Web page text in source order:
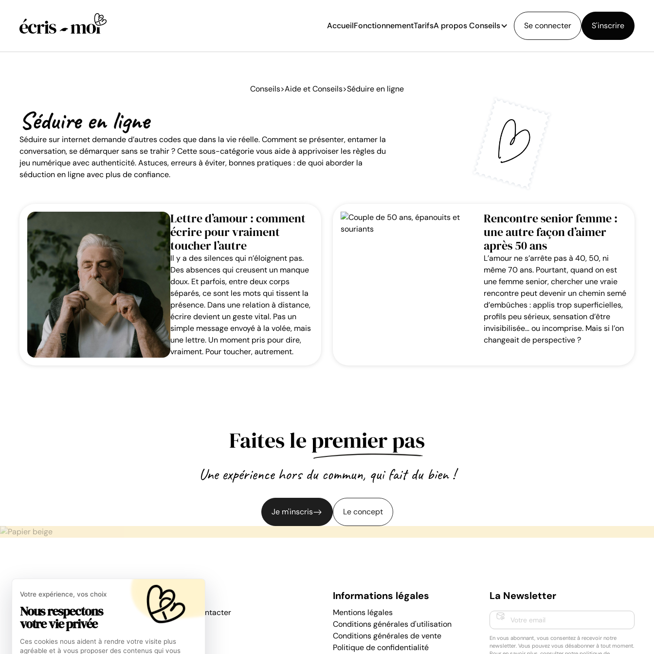
AccueilFonctionnementTarifsA proposConseils
Construire une relation
Après le divorce
Actualité
Émissions & société
Se connecter S'inscrire
Conseils>Aide et Conseils>Séduire en ligne
Séduire en ligne
Séduire sur internet demande d’autres codes que dans la vie réelle. Comment se présenter, entamer la
conversation, se démarquer sans se trahir ? Cette sous-catégorie vous aide à apprivoiser les règles du
jeu numérique avec authenticité. Astuces, erreurs à éviter, bonnes pratiques : de quoi aborder la
séduction en ligne avec plus de confiance.
Lettre d’amour : comment
écrire pour vraiment
toucher l’autre
Il y a des silences qui n’éloignent pas.
Des absences qui creusent un manque
doux. Et parfois, entre deux corps
séparés, ce sont les mots qui tissent la
présence. Dans une relation à distance,
écrire devient un geste vital. Pas un
simple message envoyé à la volée, mais
une lettre. Un moment pris pour dire,
vraiment. Pour toucher, autrement.
Rencontre senior femme :
une autre façon d’aimer
après 50 ans
L’amour ne s’arrête pas à 40, 50, ni
même 70 ans. Pourtant, quand on est
une femme senior, chercher une vraie
rencontre peut devenir un chemin semé
d’embûches : applis trop superficielles,
profils peu sérieux, sensation d’être
invisibilisée… ou incomprise. Mais si l’on
changeait de perspective ?
Faites lepremier pas
Une expérience hors du commun, qui fait du bien !
Je m'inscris Le concept
Nous contacter
Informations légales
Mentions légales
Conditions générales d'utilisation
Conditions générales de vente
Politique de confidentialité
La Newsletter
En vous abonnant, vous consentez à recevoir notre
newsletter. Vous pouvez vous désabonner à tout moment.
Votre expérience, vos choix
Nous respectons
votre vie privée
Ces cookies nous aident à rendre votre visite plus
agréable et à vous proposer des contenus qui vous